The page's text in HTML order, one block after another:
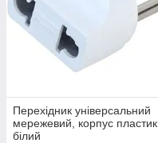
Перехідник універсальний
мережевий, корпус пластик,
білий